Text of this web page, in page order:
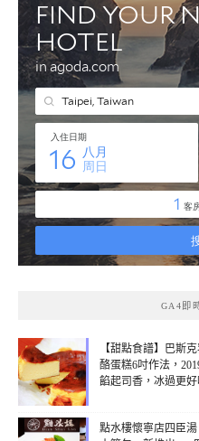
GA4即
【甜點食譜】巴斯
酪蛋糕6吋作法，
餡起司香，冰過更
點水樓懷寧店四臣